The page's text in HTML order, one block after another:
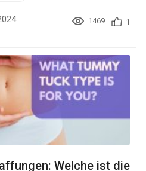
und Sie können
nur
1469 1
Welche ist die